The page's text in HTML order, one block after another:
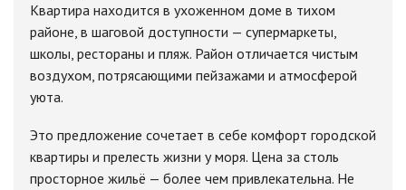
Квартира находится в ухоженном доме в тихом
районе, в шаговой доступности — супермаркеты,
школы, рестораны и пляж. Район отличается чистым
воздухом, потрясающими пейзажами и атмосферой
уюта.
Это предложение сочетает в себе комфорт городской
квартиры и прелесть жизни у моря. Цена за столь
просторное жильё — более чем привлекательна. Не